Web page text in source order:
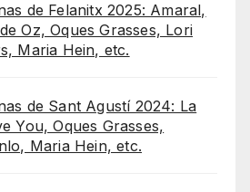
de Felanitx 2025: Amaral,
Oz, Oques Grasses, Lori
Maria Hein, etc.
de Sant Agustí 2024: La
You, Oques Grasses,
Maria Hein, etc.